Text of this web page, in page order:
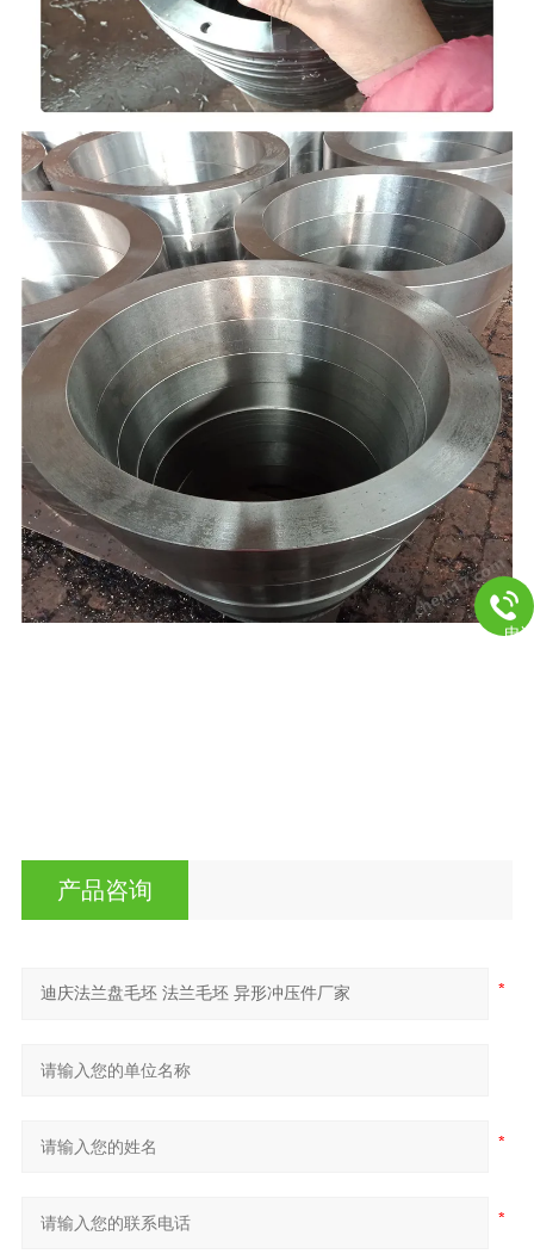
,聊城，本公司产品按国家标准投入生产，严把质量关，本厂凭借雄厚的技术实
产品咨询
电